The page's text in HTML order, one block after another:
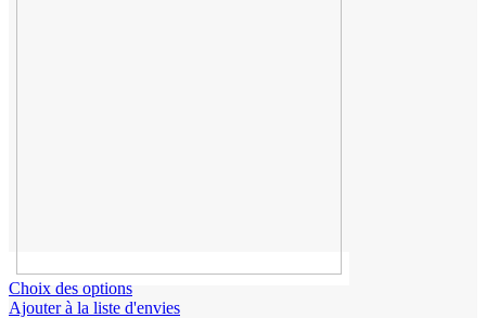
Choix des options
Ajouter à la liste d'envies